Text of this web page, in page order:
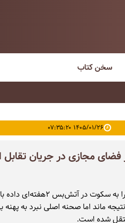
سخن کتاب
۱۴۰۵/۰۱/۲۶ ۰۷:۳۵:۲۰
مجازی در جریان تقابل
غرش موشک‌ها و پهپادها شاید جای خود را به سکوت
ماند اما صحنه اصلی نبرد به پهنه
شده است.